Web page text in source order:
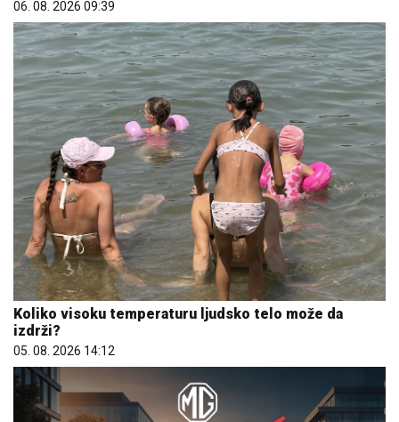
06. 08. 2026 09:39
Koliko visoku temperaturu ljudsko telo može da
izdrži?
05. 08. 2026 14:12